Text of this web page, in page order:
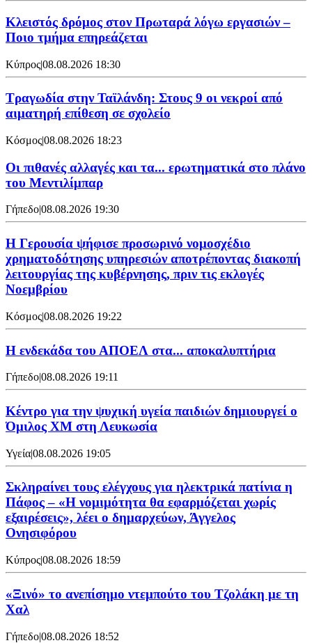
Κλειστός δρόμος στον Πρωταρά λόγω εργασιών –
Ποιο τμήμα επηρεάζεται
Κύπρος|08.08.2026 18:30
Τραγωδία στην Ταϊλάνδη: Στους 9 οι νεκροί από
αιματηρή επίθεση σε σχολείο
Κόσμος|08.08.2026 18:23
Οι πιθανές αλλαγές και τα... ερωτηματικά στο πλάνο
του Μεντιλίμπαρ
Γήπεδο|08.08.2026 19:30
Η Γερουσία ψήφισε προσωρινό νομοσχέδιο
χρηματοδότησης υπηρεσιών αποτρέποντας διακοπή
λειτουργίας της κυβέρνησης, πριν τις εκλογές
Νοεμβρίου
Κόσμος|08.08.2026 19:22
Η ενδεκάδα του ΑΠΟΕΛ στα... αποκαλυπτήρια
Γήπεδο|08.08.2026 19:11
Κέντρο για την ψυχική υγεία παιδιών δημιουργεί ο
Όμιλος XM στη Λευκωσία
Υγεία|08.08.2026 19:05
Σκληραίνει τους ελέγχους για ηλεκτρικά πατίνια η
Πάφος – «Η νομιμότητα θα εφαρμόζεται χωρίς
εξαιρέσεις», λέει ο δημαρχεύων, Άγγελος
Ονησιφόρου
Κύπρος|08.08.2026 18:59
«Ξινό» το ανεπίσημο ντεμπούτο του Τζολάκη με τη
Χαλ
Γήπεδο|08.08.2026 18:52